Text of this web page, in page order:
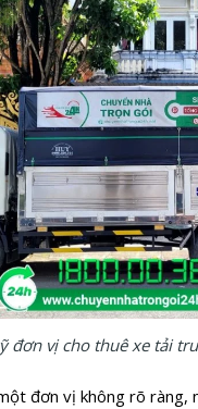
đơn vị cho thuê xe tải
đơn vị không rõ ràng,